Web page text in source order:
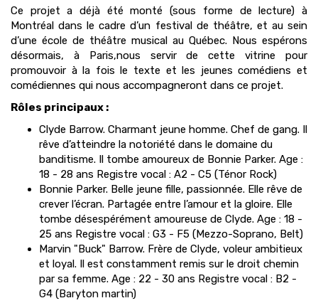
Ce projet a déjà été monté (sous forme de lecture) à
Montréal dans le cadre d’un festival de théâtre, et au sein
d’une école de théâtre musical au Québec. Nous espérons
désormais, à Paris,nous servir de cette vitrine pour
promouvoir à la fois le texte et les jeunes comédiens et
comédiennes qui nous accompagneront dans ce projet.
Rôles principaux :
Clyde Barrow. Charmant jeune homme. Chef de gang. Il
rêve d’atteindre la notoriété dans le domaine du
banditisme. Il tombe amoureux de Bonnie Parker. Age :
18 - 28 ans Registre vocal : A2 - C5 (Ténor Rock)
Bonnie Parker. Belle jeune fille, passionnée. Elle rêve de
crever l’écran. Partagée entre l’amour et la gloire. Elle
tombe désespérément amoureuse de Clyde. Age : 18 -
25 ans Registre vocal : G3 - F5 (Mezzo-Soprano, Belt)
Marvin "Buck" Barrow. Frère de Clyde, voleur ambitieux
et loyal. Il est constamment remis sur le droit chemin
par sa femme. Age : 22 - 30 ans Registre vocal : B2 -
G4 (Baryton martin)